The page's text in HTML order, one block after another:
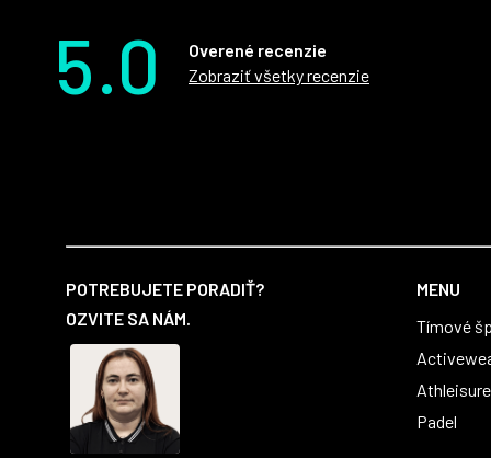
5.0
Overené recenzie
Zobraziť všetky recenzie
POTREBUJETE PORADIŤ?
OZVITE SA NÁM.
MENU
Tímové
Athleisure
Padel